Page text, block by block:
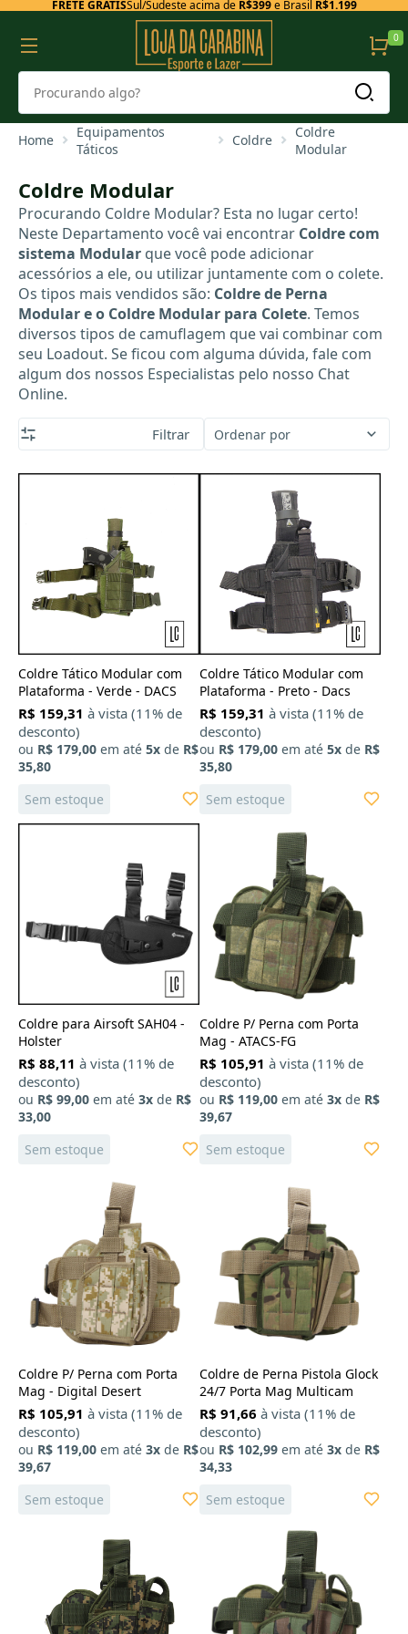
FRETE GRÁTISSul/Sudeste acima de R$399e Brasil R$1.199
0
Home
Equipamentos
Táticos
Coldre
Coldre
Modular
Coldre Modular
Procurando Coldre Modular? Esta no lugar certo!
Neste Departamento você vai encontrar Coldre com
sistema Modular que você pode adicionar
acessórios a ele, ou utilizar juntamente com o colete.
Os tipos mais vendidos são: Coldre de Perna
Modulare o Coldre Modular para Colete. Temos
diversos tipos de camuflagem que vai combinar com
seu Loadout. Se ficou com alguma dúvida, fale com
algum dos nossos Especialistas pelo nosso Chat
Online.
Filtrar Ordenar por
Coldre Tático Modular com
Plataforma - Verde - DACS
R$ 159,31 à vista (11% de
desconto)
ou R$ 179,00 em até 5x de R$
35,80
Sem estoque
Coldre Tático Modular com
Plataforma - Preto - Dacs
R$ 159,31 à vista (11% de
desconto)
ou R$ 179,00 em até 5x de R$
35,80
Sem estoque
Coldre para Airsoft SAH04 -
Holster
R$ 88,11 à vista (11% de
desconto)
ou R$ 99,00 em até 3x de R$
33,00
Sem estoque
Coldre P/ Perna com Porta
Mag - ATACS-FG
R$ 105,91 à vista (11% de
desconto)
ou R$ 119,00 em até 3x de R$
39,67
Sem estoque
Coldre P/ Perna com Porta
Mag - Digital Desert
R$ 105,91 à vista (11% de
desconto)
ou R$ 119,00 em até 3x de R$
39,67
Sem estoque
Coldre de Perna Pistola Glock
24/7 Porta Mag Multicam
R$ 91,66 à vista (11% de
desconto)
ou R$ 102,99 em até 3x de R$
34,33
Sem estoque